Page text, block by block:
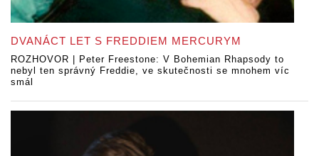
DVANÁCT LET S FREDDIEM MERCURYM
ROZHOVOR | Peter Freestone: V Bohemian Rhapsody to
nebyl ten správný Freddie, ve skutečnosti se mnohem víc
smál